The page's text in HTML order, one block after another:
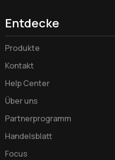
Entdecke
Produkte
Kontakt
Help Center
Über uns
Partnerprogramm
Handelsblatt
Focus